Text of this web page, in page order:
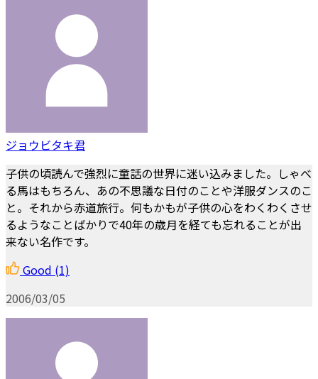
ジョウビタキ君
子供の頃読んで強烈に童話の世界に迷い込みました。しゃべ
る馬はもちろん、あの不思議な日付のことや洋服ダンスのこ
と。それから赤道旅行。何もかもが子供の心をわくわくさせ
るようなことばかりで40年の歳月を経ても忘れることが出
来ない名作です。
Good (1)
2006/03/05